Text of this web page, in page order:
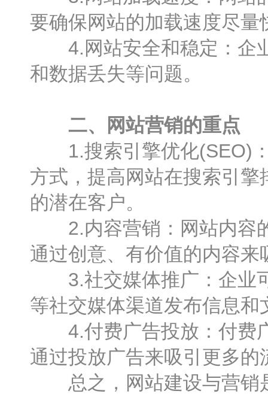
要确保网站的加载速度尽
4.网站安全和稳定：企业
和数据丢失等问题。
二、网站营销的重点
1.搜索引擎优化(SEO)：
方式，提高网站在搜索引
的潜在客户。
2.内容营销：网站内容的
通过创意、有价值的内容
3.社交媒体推广：企业可
等社交媒体渠道发布信息
4.付费广告投放：付费广
通过投放广告来吸引更多的
总之，网站建设与营销